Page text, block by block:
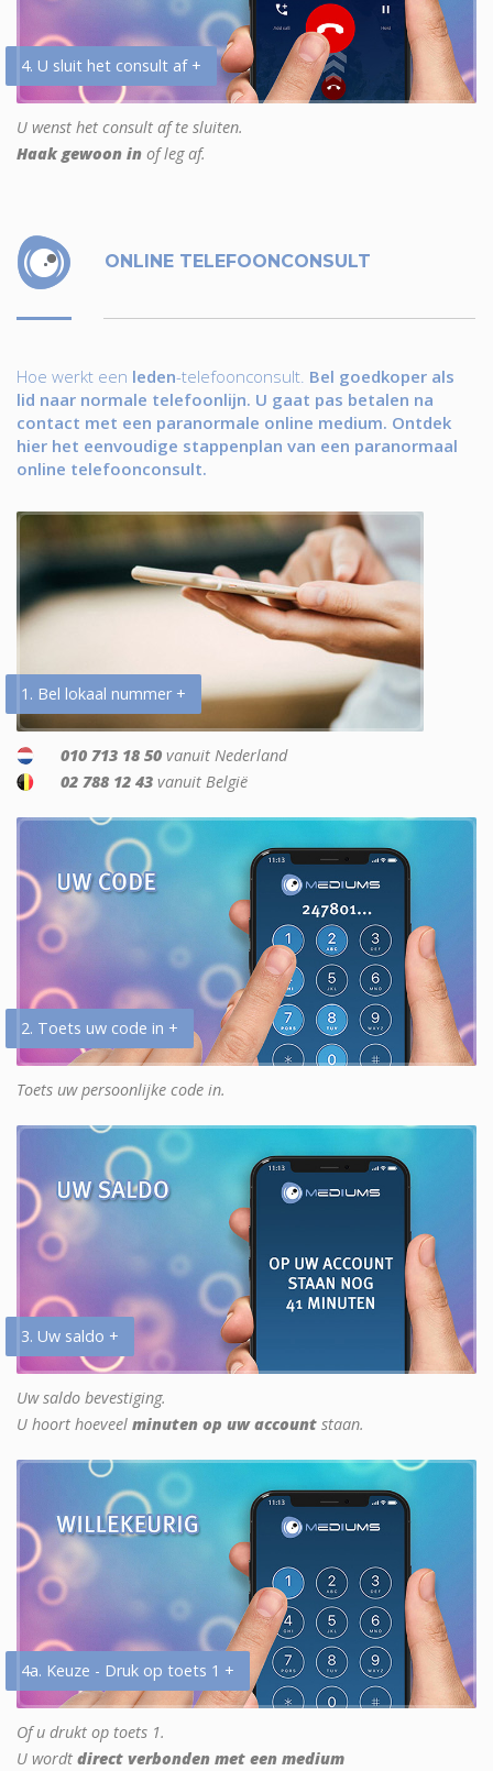
4. U sluit het consult af +
U wenst het consult af te sluiten.
Haak gewoon in of leg af.
ONLINE TELEFOONCONSULT
Hoe werkt een leden-telefoonconsult. Bel goedkoper als
lid naar normale telefoonlijn. U gaat pas betalen na
contact met een paranormale online medium. Ontdek
hier het eenvoudige stappenplan van een paranormaal
online telefoonconsult.
1. Bel lokaal nummer +
010 713 18 50 vanuit Nederland
02 788 12 43 vanuit België
2. Toets uw code in +
Toets uw persoonlijke code in.
3. Uw saldo +
Uw saldo bevestiging.
U hoort hoeveel minuten op uw account staan.
4a. Keuze - Druk op toets 1 +
Of u drukt op toets 1.
U wordt direct verbonden met een medium